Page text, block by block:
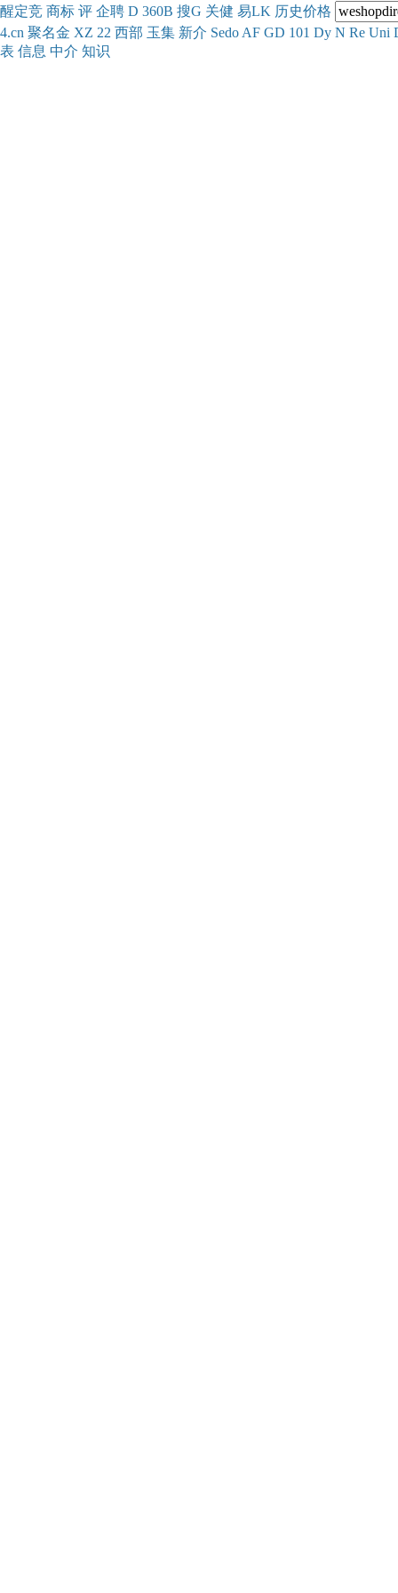
醒定竞 商标 评 企聘 D 360B 搜G 关健 易LK 历史价格
4.cn 聚名金 XZ 22 西部 玉集 新介 Sedo AF GD 101 Dy N Re Uni
表 信息 中介 知识